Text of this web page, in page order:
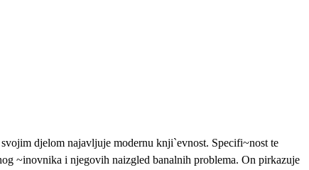
djelom najavljuje modernu knji`evnost. Specifi~nost te
~inovnika i njegovih naizgled banalnih problema. On pirkazuje